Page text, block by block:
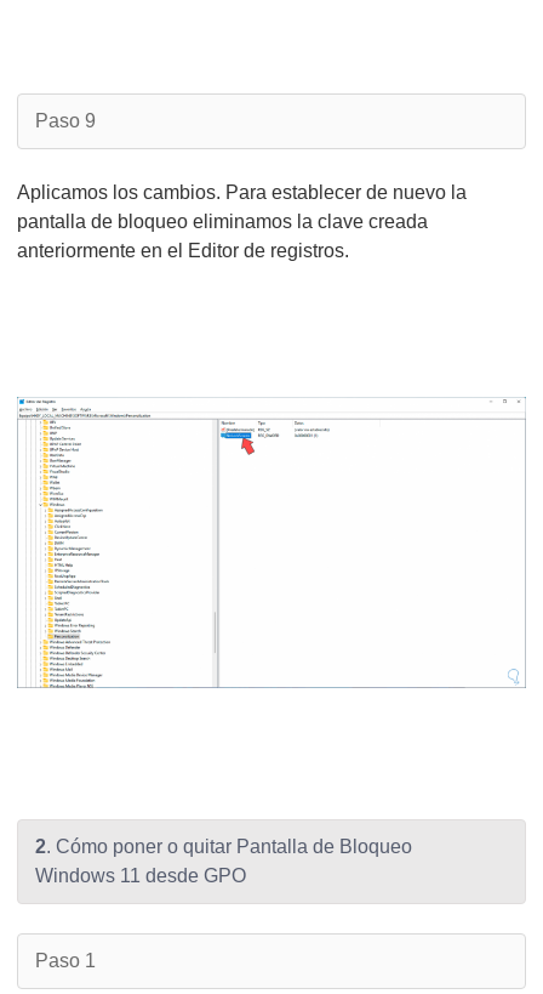
Paso 9
Aplicamos los cambios. Para establecer de nuevo la
pantalla de bloqueo eliminamos la clave creada
anteriormente en el Editor de registros.
2. Cómo poner o quitar Pantalla de Bloqueo
Windows 11 desde GPO
Paso 1